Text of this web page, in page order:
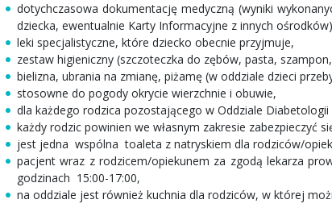
dotychczasowa dokumentację medyczną (wyniki
dziecka, ewentualnie Karty Informacyjne z innych
leki specjalistyczne, które dziecko obecnie przyjmuje,
zestaw higieniczny (szczoteczka do zębów, pasta,
bielizna, ubrania na zmianę, piżamę (w oddziale dzieci
stosowne do pogody okrycie wierzchnie i obuwie,
dla każdego rodzica pozostającego w Oddziale
każdy rodzic powinien we własnym zakresie zabezpieczyć
jest jedna wspólna toaleta z natryskiem dla rodziców/
pacjent wraz z rodzicem/opiekunem za zgodą lekarza
godzinach 15:00-17:00,
na oddziale jest również kuchnia dla rodziców, w której